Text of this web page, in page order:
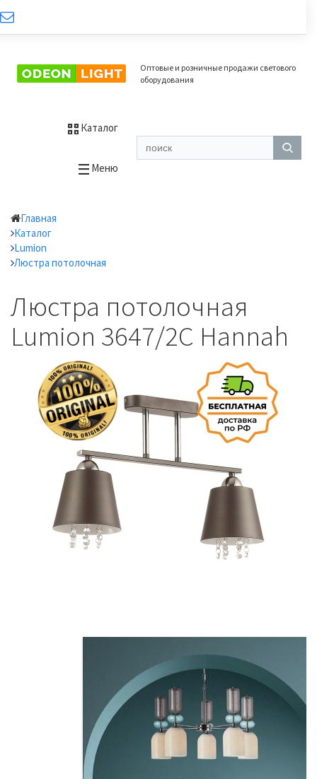
Оптовые и розничные продажи светового
оборудования
Каталог
Меню
Главная
Каталог
Lumion
Люстра потолочная
Люстра потолочная
Lumion 3647/2C Hannah